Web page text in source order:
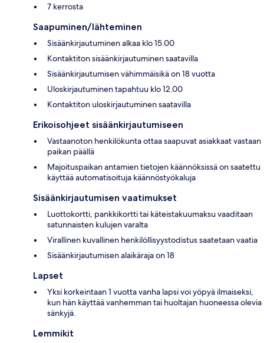
7 kerrosta
Saapuminen/lähteminen
Sisäänkirjautuminen alkaa klo 15.00
Kontaktiton sisäänkirjautuminen saatavilla
Sisäänkirjautumisen vähimmäisikä on 18 vuotta
Uloskirjautuminen tapahtuu klo 12.00
Kontaktiton uloskirjautuminen saatavilla
Erikoisohjeet sisäänkirjautumiseen
Vastaanoton henkilökunta ottaa saapuvat asiakkaat vastaan
paikan päällä
Majoituspaikan antamien tietojen käännöksissä on saatettu
käyttää automatisoituja käännöstyökaluja
Sisäänkirjautumisen vaatimukset
Luottokortti, pankkikortti tai käteistakuumaksu vaaditaan
satunnaisten kulujen varalta
Virallinen kuvallinen henkilöllisyystodistus saatetaan vaatia
Sisäänkirjautumisen alaikäraja on 18
Lapset
Yksi korkeintaan 1 vuotta vanha lapsi voi yöpyä ilmaiseksi,
kun hän käyttää vanhemman tai huoltajan huoneessa olevia
sänkyjä.
Lemmikit